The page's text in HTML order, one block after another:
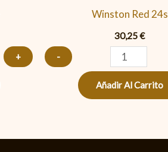
+
Winston Red 24s
30,25€
-
Añadir Al Carrito